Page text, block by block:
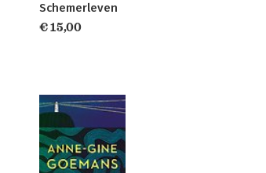
Schemerleven
€ 15,00